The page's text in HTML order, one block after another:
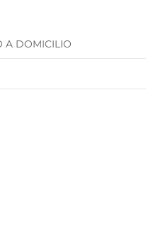
A DOMICILIO